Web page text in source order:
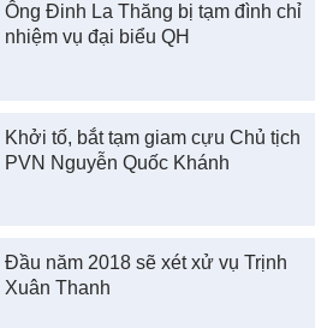
Ông Đinh La Thăng bị tạm đình chỉ
nhiệm vụ đại biểu QH
Khởi tố, bắt tạm giam cựu Chủ tịch
PVN Nguyễn Quốc Khánh
Đầu năm 2018 sẽ xét xử vụ Trịnh
Xuân Thanh